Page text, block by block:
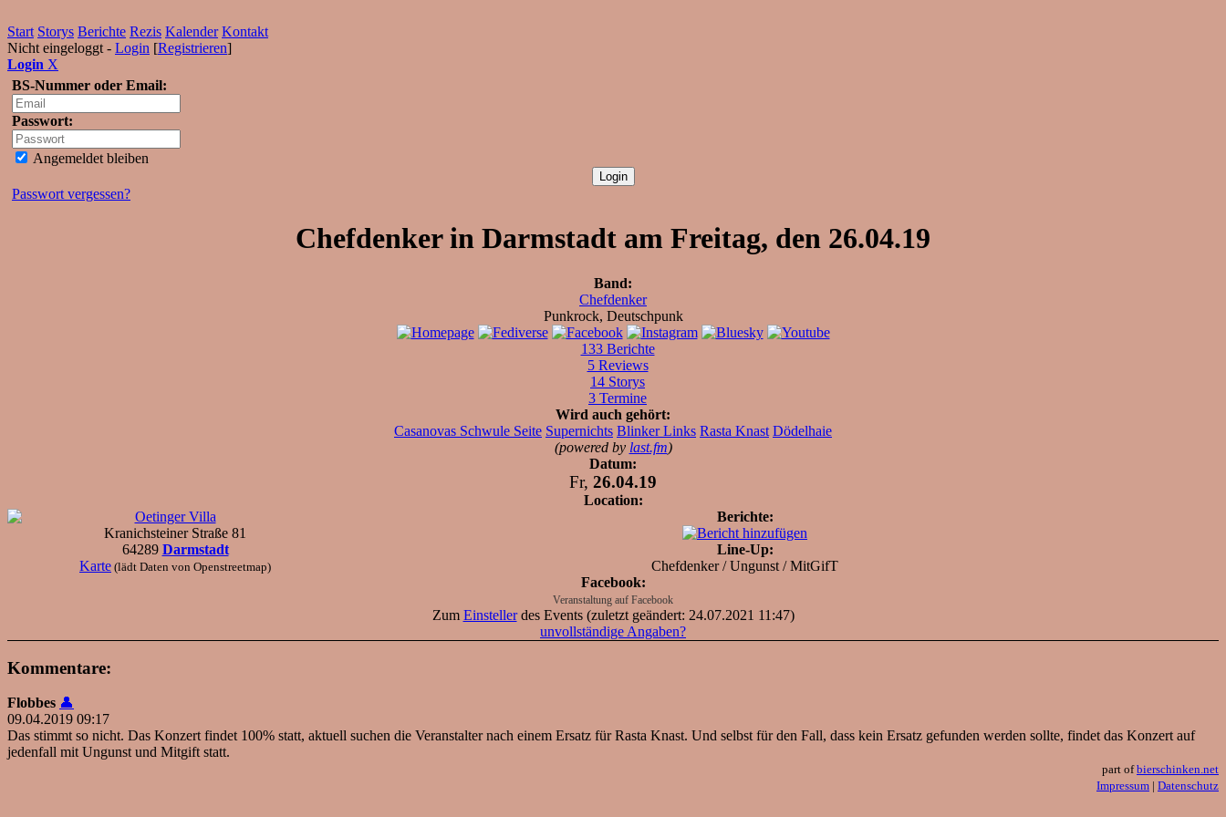
Start Storys Berichte Rezis Kalender Kontakt
Nicht eingeloggt - Login [Registrieren]
Login X
BS-Nummer oder Email:
Passwort:
Angemeldet bleiben
Passwort vergessen?
Chefdenker in Darmstadt am Freitag, den 26.04.19
Band:
Chefdenker
Punkrock, Deutschpunk
133 Berichte
5 Reviews
14 Storys
3 Termine
Wird auch gehört:
Casanovas Schwule Seite Supernichts Blinker Links Rasta Knast Dödelhaie
(powered by last.fm)
Datum:
Fr, 26.04.19
Location:
Oetinger Villa
Kranichsteiner Straße 81
64289 Darmstadt
Karte (lädt Daten von Openstreetmap)
Berichte:
Line-Up:
Chefdenker / Ungunst / MitGifT
Facebook:
Veranstaltung auf Facebook
Zum Einstellerdes Events (zuletzt geändert: 24.07.2021 11:47)
unvollständige Angaben?
Kommentare:
Flobbes 👤
09.04.2019 09:17
Das stimmt so nicht. Das Konzert findet 100% statt, aktuell suchen die Veranstalter nach einem Ersatz für Rasta Knast. Und selbst für den Fall, dass kein Ersatz gefunden werden sollte, findet das Konzert auf
jedenfall mit Ungunst und Mitgift statt.
part ofbierschinken.net
Impressum | Datenschutz